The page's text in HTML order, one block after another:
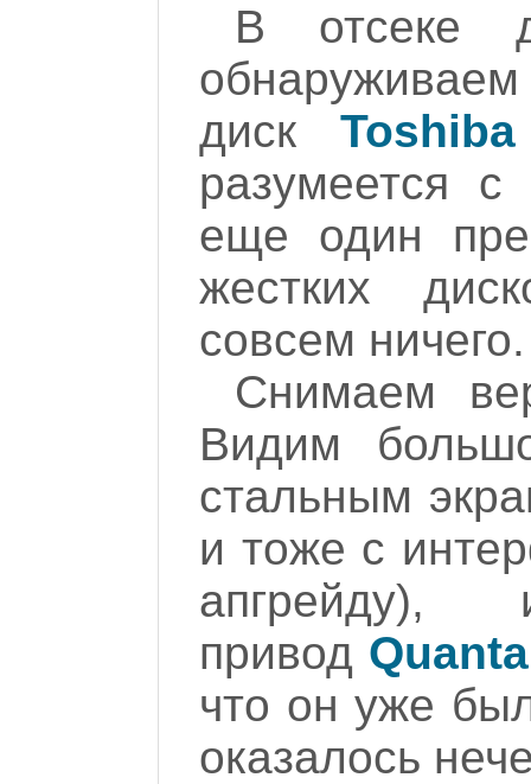
В отсеке
диск
разумеется
еще один
жестких
совсем ничего.
Снимаем
Видим
стальным
и тоже с
апгрейду),
привод
что он уже
оказалось